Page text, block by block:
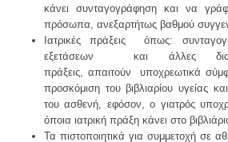
κάνει συνταγογράφηση και να
πρόσωπα, ανεξαρτήτως βαθμού
Ιατρικές πράξεις όπως:
εξετάσεων και άλλες
πράξεις, απαιτούν υποχρεωτικά
προσκόμιση του βιβλιαρίου υγείας
του ασθενή, εφόσον, ο γιατρός
όποια ιατρική πράξη κάνει στο
Τα πιστοποιητικά για συμμετοχή σε